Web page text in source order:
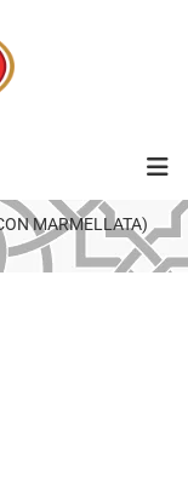
MARMELLATA)